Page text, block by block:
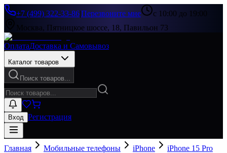
+7 (499) 322-33-86|Перезвоните мне
с 10:00 до 19:00
Москва, Пятницкое шоссе, 18, Павильон 73
ОплатаДоставка и Самовывоз
Каталог товаров
Поиск товаров...
Вход Регистрация
Главная Мобильные телефоны iPhone
iPhone 15 Pro